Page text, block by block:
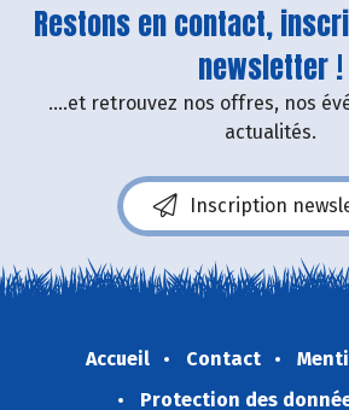
Restons en contact,
newsletter !
....et retrouvez nos offres, nos
actualités.
Inscription
Accueil Contact
Protection des